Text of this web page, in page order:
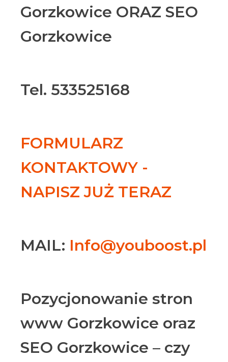
Gorzkowice ORAZ SEO
Gorzkowice
Tel. 533525168
FORMULARZ
KONTAKTOWY -
NAPISZ JUŻ TERAZ
MAIL: Info@youboost.pl
Pozycjonowanie stron
www Gorzkowice oraz
SEO Gorzkowice – czy